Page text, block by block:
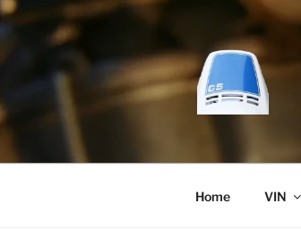
Zum
Home VIN